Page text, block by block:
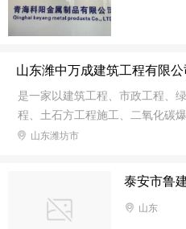
可节省钢材、简化施工，而且可大
山东潍中万成建筑工程有限公
是一家以建筑工程、市政工程、
程、土石方工程施工、二氧化碳
化碳爆破设备租赁为主导的建筑
备、雄厚的技术力量、科学的管
年的建筑经验满足客户的条件要
山东潍坊市
泰安市鲁
山东